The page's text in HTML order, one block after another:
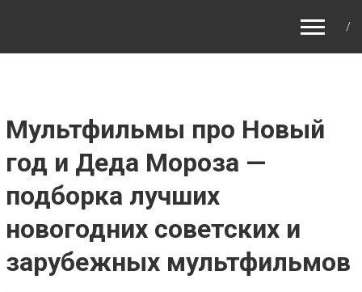
Мультфильмы про Новый
год и Деда Мороза —
подборка лучших
новогодних советских и
зарубежных мультфильмов